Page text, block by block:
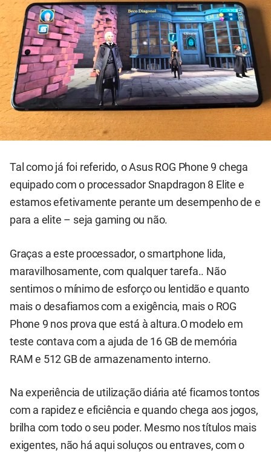
Tal como já foi referido, o Asus ROG Phone 9 chega
equipado com o processador Snapdragon 8 Elite e
estamos efetivamente perante um desempenho de e
para a elite – seja gaming ou não.
Graças a este processador, o smartphone lida,
maravilhosamente, com qualquer tarefa.. Não
sentimos o mínimo de esforço ou lentidão e quanto
mais o desafiamos com a exigência, mais o ROG
Phone 9 nos prova que está à altura.O modelo em
teste contava com a ajuda de 16 GB de memória
RAM e 512 GB de armazenamento interno.
Na experiência de utilização diária até ficamos tontos
com a rapidez e eficiência e quando chega aos jogos,
brilha com todo o seu poder. Mesmo nos títulos mais
exigentes, não há aqui soluços ou entraves, com o